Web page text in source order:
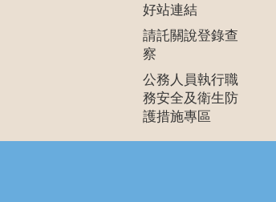
好站連結
請託關說登錄查
察
公務人員執行職
務安全及衛生防
護措施專區